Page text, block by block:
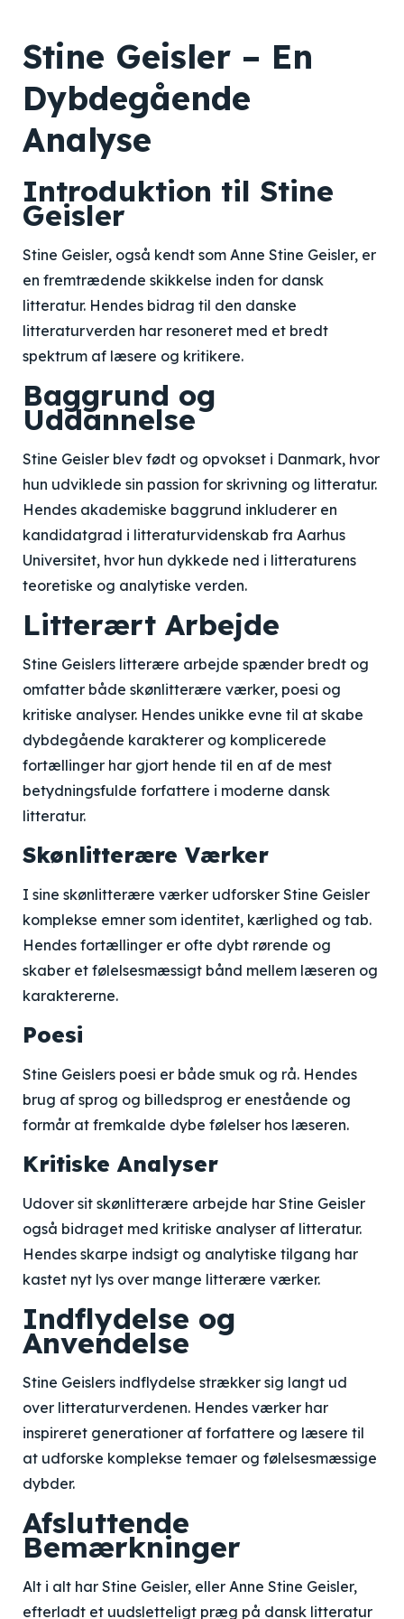
Stine Geisler – En
Dybdegående
Analyse
Introduktion til Stine
Geisler
Stine Geisler, også kendt som Anne Stine Geisler, er
en fremtrædende skikkelse inden for dansk
litteratur. Hendes bidrag til den danske
litteraturverden har resoneret med et bredt
spektrum af læsere og kritikere.
Baggrund og
Uddannelse
Stine Geisler blev født og opvokset i Danmark, hvor
hun udviklede sin passion for skrivning og litteratur.
Hendes akademiske baggrund inkluderer en
kandidatgrad i litteraturvidenskab fra Aarhus
Universitet, hvor hun dykkede ned i litteraturens
teoretiske og analytiske verden.
Litterært Arbejde
Stine Geislers litterære arbejde spænder bredt og
omfatter både skønlitterære værker, poesi og
kritiske analyser. Hendes unikke evne til at skabe
dybdegående karakterer og komplicerede
fortællinger har gjort hende til en af de mest
betydningsfulde forfattere i moderne dansk
litteratur.
Skønlitterære Værker
I sine skønlitterære værker udforsker Stine Geisler
komplekse emner som identitet, kærlighed og tab.
Hendes fortællinger er ofte dybt rørende og
skaber et følelsesmæssigt bånd mellem læseren og
karaktererne.
Poesi
Stine Geislers poesi er både smuk og rå. Hendes
brug af sprog og billedsprog er enestående og
formår at fremkalde dybe følelser hos læseren.
Kritiske Analyser
Udover sit skønlitterære arbejde har Stine Geisler
også bidraget med kritiske analyser af litteratur.
Hendes skarpe indsigt og analytiske tilgang har
kastet nyt lys over mange litterære værker.
Indflydelse og
Anvendelse
Stine Geislers indflydelse strækker sig langt ud
over litteraturverdenen. Hendes værker har
inspireret generationer af forfattere og læsere til
at udforske komplekse temaer og følelsesmæssige
dybder.
Afsluttende
Bemærkninger
Alt i alt har Stine Geisler, eller Anne Stine Geisler,
efterladt et uudsletteligt præg på dansk litteratur